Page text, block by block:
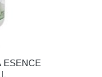
ESENCE